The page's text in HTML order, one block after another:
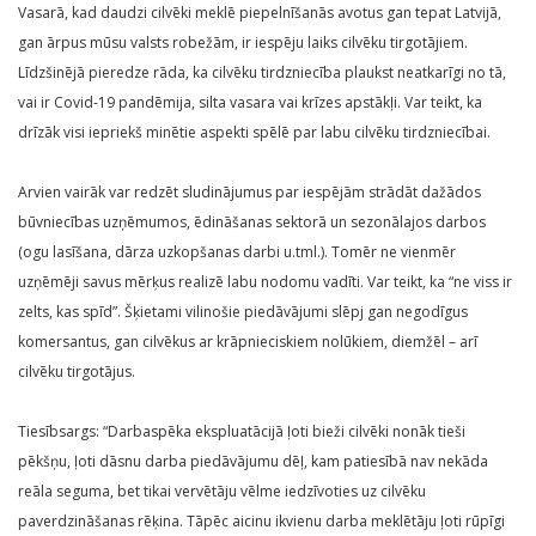
Vasarā, kad daudzi cilvēki meklē piepelnīšanās avotus gan tepat Latvijā,
gan ārpus mūsu valsts robežām, ir iespēju laiks cilvēku tirgotājiem.
Līdzšinējā pieredze rāda, ka cilvēku tirdzniecība plaukst neatkarīgi no tā,
vai ir Covid-19 pandēmija, silta vasara vai krīzes apstākļi. Var teikt, ka
drīzāk visi iepriekš minētie aspekti spēlē par labu cilvēku tirdzniecībai.
Arvien vairāk var redzēt sludinājumus par iespējām strādāt dažādos
būvniecības uzņēmumos, ēdināšanas sektorā un sezonālajos darbos
(ogu lasīšana, dārza uzkopšanas darbi u.tml.). Tomēr ne vienmēr
uzņēmēji savus mērķus realizē labu nodomu vadīti. Var teikt, ka “ne viss ir
zelts, kas spīd”. Šķietami vilinošie piedāvājumi slēpj gan negodīgus
komersantus, gan cilvēkus ar krāpnieciskiem nolūkiem, diemžēl – arī
cilvēku tirgotājus.
Tiesībsargs: “Darbaspēka ekspluatācijā ļoti bieži cilvēki nonāk tieši
pēkšņu, ļoti dāsnu darba piedāvājumu dēļ, kam patiesībā nav nekāda
reāla seguma, bet tikai vervētāju vēlme iedzīvoties uz cilvēku
paverdzināšanas rēķina. Tāpēc aicinu ikvienu darba meklētāju ļoti rūpīgi